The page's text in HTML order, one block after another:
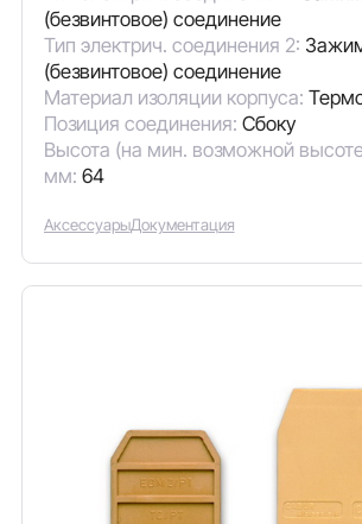
(безвинтовое) соединение
Тип электрич. соединения 2:
(безвинтовое) соединение
Материал изоляции корпуса:
Позиция соединения: Сбоку
Высота (на мин. возможной
мм: 64
АксессуарыДокументация